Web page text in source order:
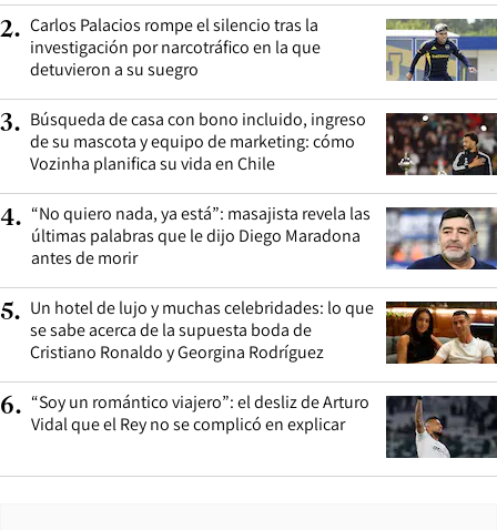
2. Carlos Palacios rompe el silencio tras la
investigación por narcotráfico en la que
detuvieron a su suegro
3. Búsqueda de casa con bono incluido, ingreso
de su mascota y equipo de marketing: cómo
Vozinha planifica su vida en Chile
4. “No quiero nada, ya está”: masajista revela las
últimas palabras que le dijo Diego Maradona
antes de morir
5. Un hotel de lujo y muchas celebridades: lo que
se sabe acerca de la supuesta boda de
Cristiano Ronaldo y Georgina Rodríguez
6. “Soy un romántico viajero”: el desliz de Arturo
Vidal que el Rey no se complicó en explicar